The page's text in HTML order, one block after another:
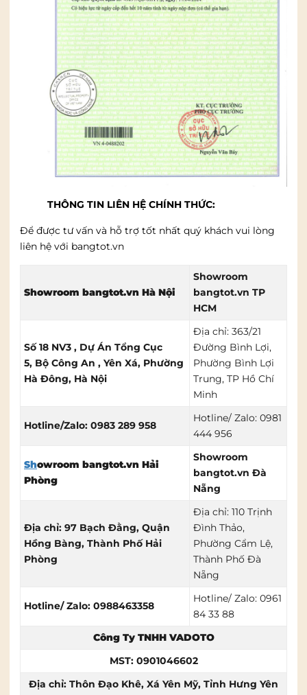
THÔNG TIN LIÊN HỆ CHÍNH THỨC:
Để được tư vấn và hỗ trợ tốt nhất quý khách vui lòng
liên hệ với bangtot.vn
Showroom bangtot.vn Hà Nội
Showroom
bangtot.vn TP
HCM
Số 18 NV3 , Dự Án Tổng Cục
5, Bộ Công An , Yên Xá, Phường
Hà Đông, Hà Nội
Địa chỉ: 363/21
Đường Bình Lợi,
Phường Bình Lợi
Trung, TP Hồ Chí
Minh
Hotline/Zalo: 0983 289 958
Hotline/ Zalo: 0981
444 956
Showroom bangtot.vn Hải
Phòng
Showroom
bangtot.vn Đà
Nẵng
Địa chỉ: 97 Bạch Đằng, Quận
Hồng Bàng, Thành Phố Hải
Phòng
Địa chỉ: 110 Trịnh
Đình Thảo,
Phường Cẩm Lệ,
Thành Phố Đà
Nẵng
Hotline/ Zalo: 0988463358
Hotline/ Zalo: 0961
84 33 88
Công Ty TNHH VADOTO
MST: 0901046602
Địa chỉ: Thôn Đạo Khê, Xá Yên Mỹ, Tỉnh Hưng Yên